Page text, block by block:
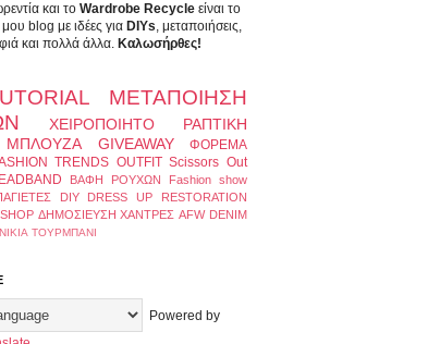
και το Wardrobe Recycle είναι το
blog με ιδέες για DIYs, μεταποιήσεις,
και πολλά άλλα. Καλωσήρθες!
ΜΕΤΑΠΟΙΗΣΗ
ΧΕΙΡΟΠΟΙΗΤΟ
ΡΑΠΤΙΚΗ
ΜΠΛΟΥΖΑ GIVEAWAY
ΦΟΡΕΜΑ
TRENDS OUTFIT Scissors Out
ΒΑΦΗ ΡΟΥΧΩΝ
Fashion show
DIY DRESS UP
RESTORATION
ΔΗΜΟΣΙΕΥΣΗ ΧΑΝΤΡΕΣ AFW DENIM
ΤΟΥΡΜΠΑΝΙ
Powered by